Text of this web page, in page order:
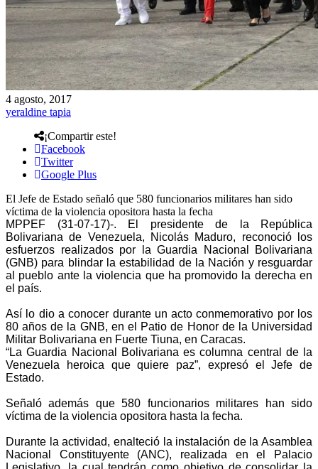
4 agosto, 2017
yeraldine tapia
¡Compartir este!
Facebook
Twitter
Google Plus
El Jefe de Estado señaló que 580 funcionarios militares han sido
víctima de la violencia opositora hasta la fecha
MPPEF (31-07-17)-. El presidente de la República
Bolivariana de Venezuela, Nicolás Maduro, reconoció los
esfuerzos realizados por la Guardia Nacional Bolivariana
(GNB) para blindar la estabilidad de la Nación y resguardar
al pueblo ante la violencia que ha promovido la derecha en
el país.
Así lo dio a conocer durante un acto conmemorativo por los
80 años de la GNB, en el Patio de Honor de la Universidad
Militar Bolivariana en Fuerte Tiuna, en Caracas.
“La Guardia Nacional Bolivariana es columna central de la
Venezuela heroica que quiere paz”, expresó el Jefe de
Estado.
Señaló además que 580 funcionarios militares han sido
víctima de la violencia opositora hasta la fecha.
Durante la actividad, enalteció la instalación de la Asamblea
Nacional Constituyente (ANC), realizada en el Palacio